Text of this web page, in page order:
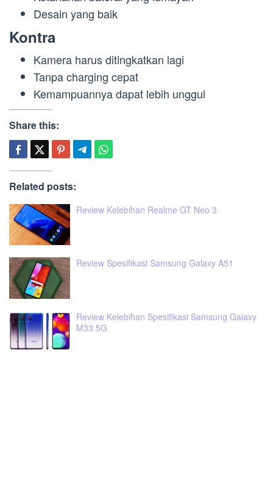
Desain yang baik
Kontra
Kamera harus ditingkatkan lagi
Tanpa charging cepat
Kemampuannya dapat lebih unggul
Share this:
Related posts:
Review Kelebihan Realme GT Neo 3
Review Spesifikasi Samsung Galaxy A51
Review Kelebihan Spesifikasi Samsung Galaxy
M33 5G